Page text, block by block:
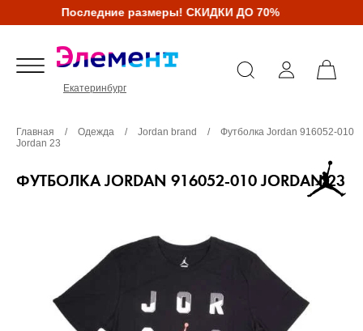
Последние размеры! СКИДКИ ДО 70%
Екатеринбург
Главная / Одежда / Jordan brand /
Футболка Jordan 916052-010
Jordan 23
ФУТБОЛКА JORDAN 916052-010 JORDAN 23